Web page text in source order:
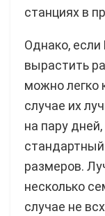
станциях в
Однако,
вырастить
можно легко
случае их
на пару
стандартный
размеров.
несколько
случае не